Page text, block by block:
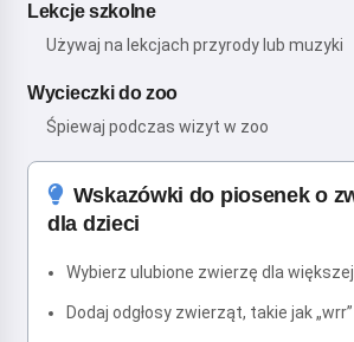
Lekcje szkolne
Używaj na lekcjach przyrody lub muzyki
Wycieczki do zoo
Śpiewaj podczas wizyt w zoo
Wskazówki do piosenek o
dla dzieci
Wybierz ulubione zwierzę dla
Dodaj odgłosy zwierząt, takie jak